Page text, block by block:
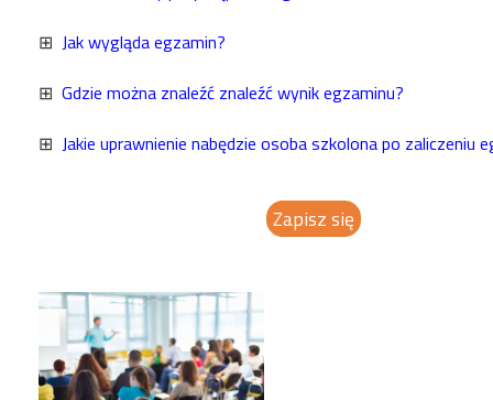
⊞ Jak wygląda egzamin?
⊞ Gdzie można znaleźć znaleźć wynik egzaminu?
⊞ Jakie uprawnienie nabędzie osoba szkolona po zaliczeniu
Zapisz się